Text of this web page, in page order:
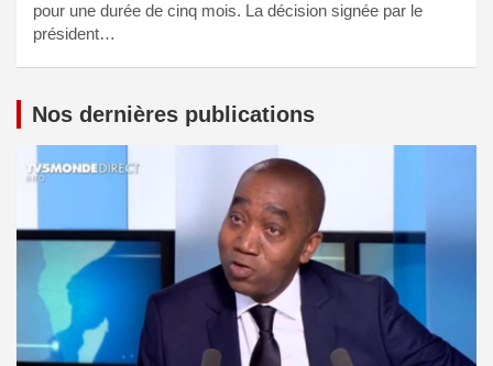
pour une durée de cinq mois. La décision signée par le
président…
Nos dernières publications